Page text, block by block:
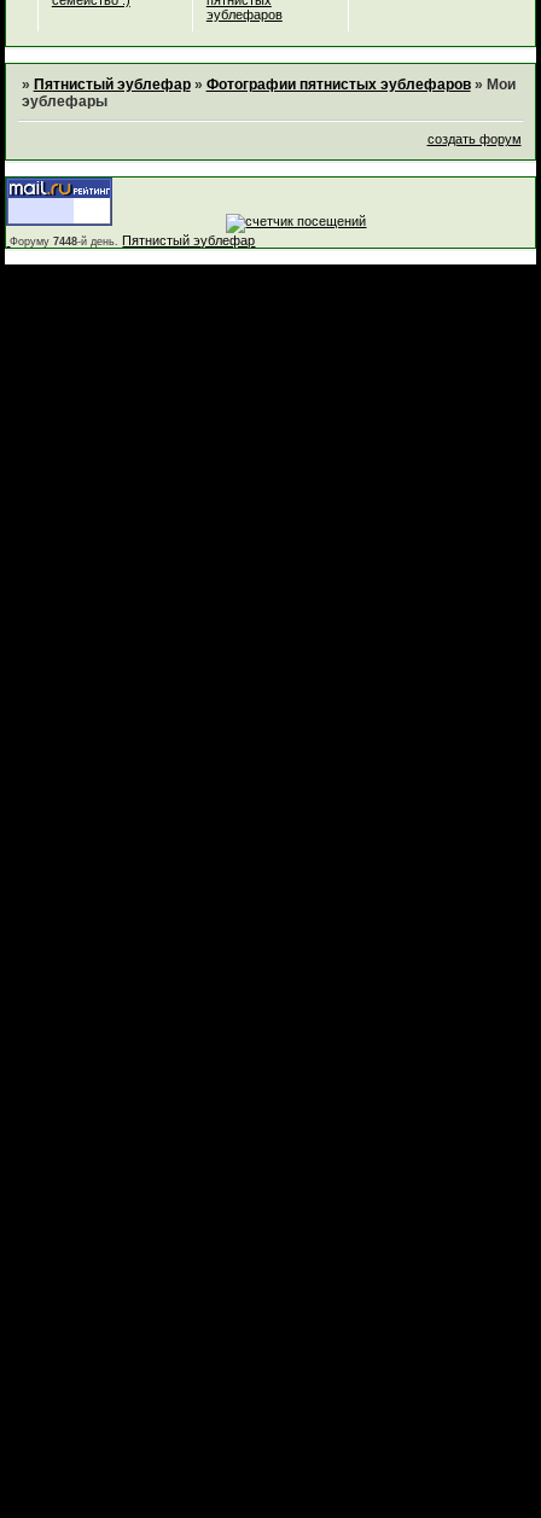
эублефаров
» Пятнистый эублефар » Фотографии пятнистых эублефаров » Мои
эублефары
создать форум
Форуму7448-й день. Пятнистый эублефар